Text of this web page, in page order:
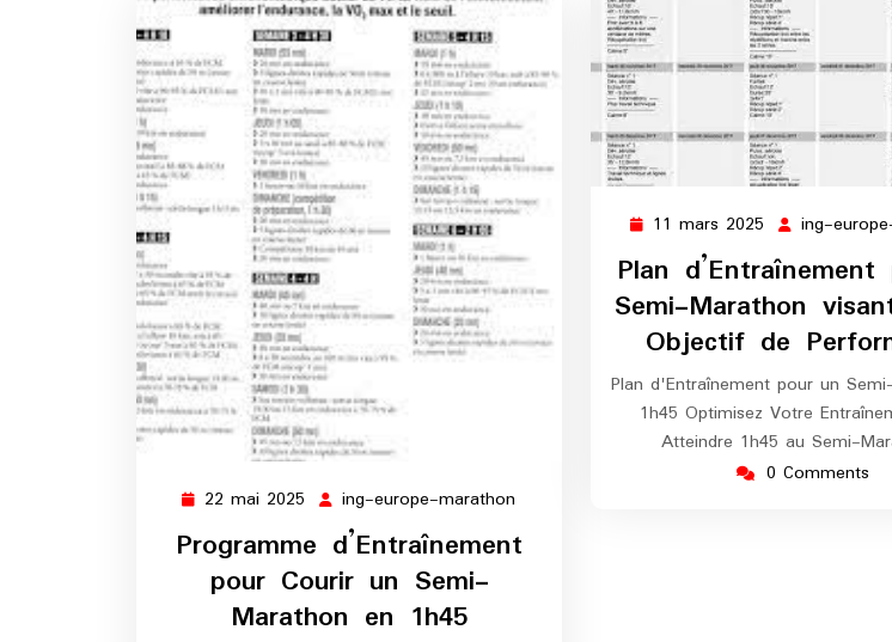
22 mai 2025 22
2025
ing-europe-marathon
europe-
marathon
Programme d’Entraînement
pour Courir un Semi-
Marathon en 1h45
11 mars 2025 11
mars
2025
ing-
Plan
Semi-Marathon
Objectif de
Plan d'Entraînement pour un
1h45 Optimisez Votre
Atteindre 1h45 au Semi-
0 Comments